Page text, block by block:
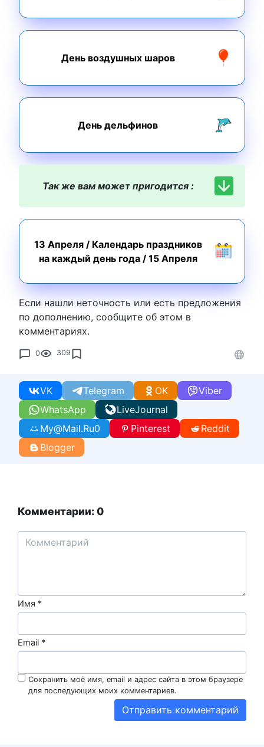
День воздушных шаров
День дельфинов
Так же вам может пригодится :
13 Апреля/ Календарь праздников
на каждый день года/ 15 Апреля
Если нашли неточность или есть предложения
по дополнению, сообщите об этом в
комментариях.
0 309
WhatsApp
VK Telegram Viber
OK
LiveJournal
My@Mail.Ru0 Pinterest
Reddit
Blogger
Комментарии: 0
Имя *
Email *
Сохранить моё имя, email и адрес сайта в этом браузере
для последующих моих комментариев.